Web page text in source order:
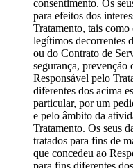
consentimento. Os
para efeitos dos
Tratamento, tais
legítimos decorrentes
ou do Contrato de
segurança,
Responsável pelo
diferentes dos acima
particular, por um
e pelo âmbito da
Tratamento. Os seus
tratados para fins de
que concedeu ao
para fins diferentes